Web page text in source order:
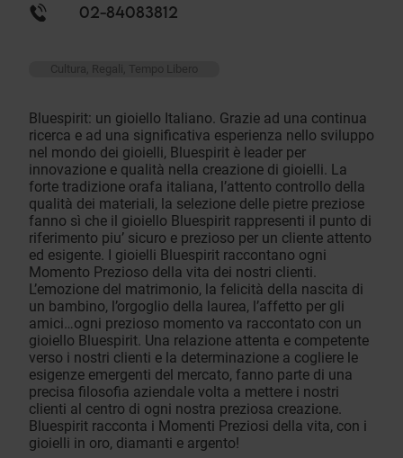
02-84083812
Cultura, Regali, Tempo Libero
Bluespirit: un gioiello Italiano. Grazie ad una continua
ricerca e ad una significativa esperienza nello sviluppo
nel mondo dei gioielli, Bluespirit è leader per
innovazione e qualità nella creazione di gioielli. La
forte tradizione orafa italiana, l’attento controllo della
qualità dei materiali, la selezione delle pietre preziose
fanno sì che il gioiello Bluespirit rappresenti il punto di
riferimento piu’ sicuro e prezioso per un cliente attento
ed esigente. I gioielli Bluespirit raccontano ogni
Momento Prezioso della vita dei nostri clienti.
L’emozione del matrimonio, la felicità della nascita di
un bambino, l’orgoglio della laurea, l’affetto per gli
amici…ogni prezioso momento va raccontato con un
gioiello Bluespirit. Una relazione attenta e competente
verso i nostri clienti e la determinazione a cogliere le
esigenze emergenti del mercato, fanno parte di una
precisa filosofia aziendale volta a mettere i nostri
clienti al centro di ogni nostra preziosa creazione.
Bluespirit racconta i Momenti Preziosi della vita, con i
gioielli in oro, diamanti e argento!